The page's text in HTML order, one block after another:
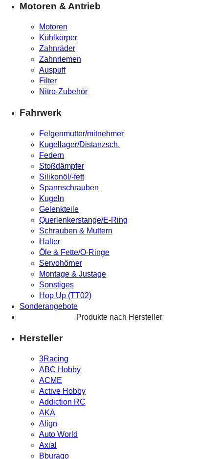
Motoren & Antrieb
Motoren
Kühlkörper
Zahnräder
Zahnriemen
Auspuff
Filter
Nitro-Zubehör
Fahrwerk
Felgenmutter/mitnehmer
Kugellager/Distanzsch.
Federn
Stoßdämpfer
Silikonöl/-fett
Spannschrauben
Kugeln
Gelenkteile
Querlenkerstange/E-Ring
Schrauben & Muttern
Halter
Öle & Fette/O-Ringe
Servohörner
Montage & Justage
Sonstiges
Hop Up (TT02)
Sonderangebote
Produkte nach Hersteller
Hersteller
3Racing
ABC Hobby
ACME
Active Hobby
Addiction RC
AKA
Align
Auto World
Axial
Bburago